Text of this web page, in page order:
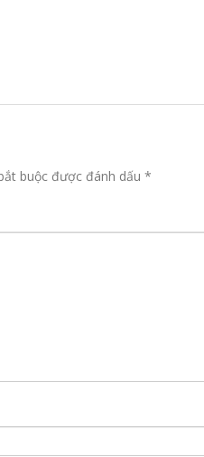
buộc được đánh dấu *